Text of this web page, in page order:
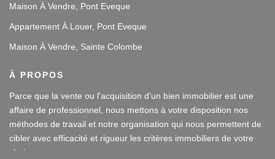
Maison À Vendre, Pont Eveque
Appartement À Louer, Pont Eveque
Maison À Vendre, Sainte Colombe
À PROPOS
Parce que la vente ou l'acquisition d'un bien immobilier est une
affaire de professionnel, nous mettons à votre disposition nos
méthodes de travail et notre organisation qui nous permettent de
cibler avec efficacité et rigueur les critères immobiliers de votre
choix.